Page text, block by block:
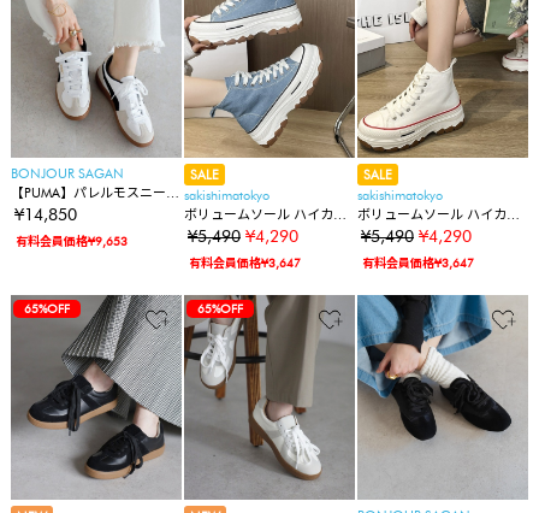
BONJOUR SAGAN
【PUMA】パレルモスニーカ
ー
¥14,850
有料会員価格¥9,653
SALE
sakishimatokyo
ボリュームソール ハイカッ
トスニーカー/厚底スニーカ
¥5,490 ¥4,290
有料会員価格¥3,647
SALE
sakishimatokyo
ボリュームソール ハイカッ
トスニーカー/厚底スニーカ
¥5,490 ¥4,290
有料会員価格¥3,647
65%OFF 65%OFF